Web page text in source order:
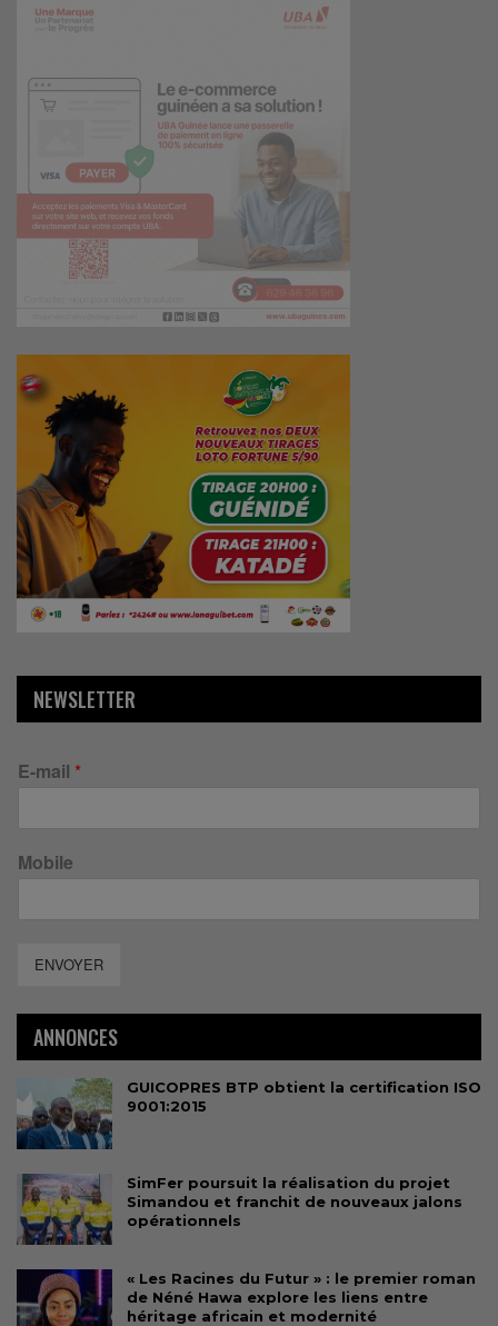
NEWSLETTER
E-mail *
Mobile
ENVOYER
ANNONCES
GUICOPRES BTP obtient la certification ISO
9001:2015
SimFer poursuit la réalisation du projet
Simandou et franchit de nouveaux jalons
opérationnels
« Les Racines du Futur » : le premier roman
de Néné Hawa explore les liens entre
héritage africain et modernité